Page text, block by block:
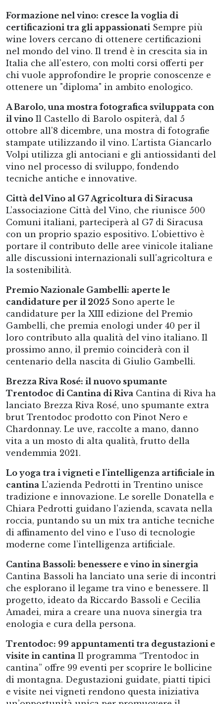
Formazione nel vino: cresce la voglia di
certificazioni tra gli appassionati Sempre più
wine lovers cercano di ottenere certificazioni
nel mondo del vino. Il trend è in crescita sia in
Italia che all'estero, con molti corsi offerti per
chi vuole approfondire le proprie conoscenze e
ottenere un "diploma" in ambito enologico.
A Barolo, una mostra fotografica sviluppata con
il vino Il Castello di Barolo ospiterà, dal 5
ottobre all'8 dicembre, una mostra di fotografie
stampate utilizzando il vino. L’artista Giancarlo
Volpi utilizza gli antociani e gli antiossidanti del
vino nel processo di sviluppo, fondendo
tecniche antiche e innovative.
Città del Vino al G7 Agricoltura di Siracusa
L’associazione Città del Vino, che riunisce 500
Comuni italiani, parteciperà al G7 di Siracusa
con un proprio spazio espositivo. L'obiettivo è
portare il contributo delle aree vinicole italiane
alle discussioni internazionali sull'agricoltura e
la sostenibilità.
Premio Nazionale Gambelli: aperte le
candidature per il 2025 Sono aperte le
candidature per la XIII edizione del Premio
Gambelli, che premia enologi under 40 per il
loro contributo alla qualità del vino italiano. Il
prossimo anno, il premio coinciderà con il
centenario della nascita di Giulio Gambelli.
Brezza Riva Rosé: il nuovo spumante
Trentodoc di Cantina di Riva Cantina di Riva ha
lanciato Brezza Riva Rosé, uno spumante extra
brut Trentodoc prodotto con Pinot Nero e
Chardonnay. Le uve, raccolte a mano, danno
vita a un mosto di alta qualità, frutto della
vendemmia 2021.
Lo yoga tra i vigneti e l’intelligenza artificiale in
cantina L'azienda Pedrotti in Trentino unisce
tradizione e innovazione. Le sorelle Donatella e
Chiara Pedrotti guidano l'azienda, scavata nella
roccia, puntando su un mix tra antiche tecniche
di affinamento del vino e l'uso di tecnologie
moderne come l’intelligenza artificiale.
Cantina Bassoli: benessere e vino in sinergia
Cantina Bassoli ha lanciato una serie di incontri
che esplorano il legame tra vino e benessere. Il
progetto, ideato da Riccardo Bassoli e Cecilia
Amadei, mira a creare una nuova sinergia tra
enologia e cura della persona.
Trentodoc: 99 appuntamenti tra degustazioni e
visite in cantina Il programma “Trentodoc in
cantina” offre 99 eventi per scoprire le bollicine
di montagna. Degustazioni guidate, piatti tipici
e visite nei vigneti rendono questa iniziativa